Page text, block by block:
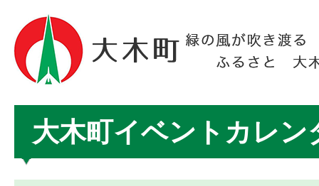
大木町イベントカレン